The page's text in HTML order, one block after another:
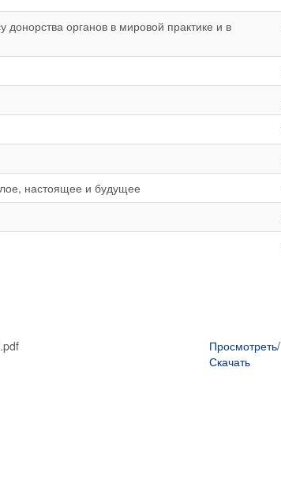
донорства органов в мировой практике и в
настоящее и будущее
Просмотреть/
Скачать